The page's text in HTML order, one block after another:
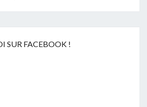
SUR FACEBOOK !